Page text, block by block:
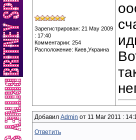
Зарегистрирован: 21 May 2009
: 17:40
Комментарии: 254
Расположение: Киев,Украина
Добавил Admin от 11 Mar 2011 :
Ответить